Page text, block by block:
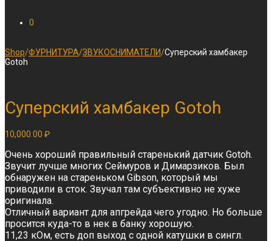
0
Shop/ФУРНИТУРА/ЗВУКОСНИМАТЕЛИ/Суперский хамбакер
Gotoh
Суперский хамбакер Gotoh
10,000.00 ₽
Очень хороший правильный старенький датчик Gotoh.
Звучит лучше многих Сеймуров и Димарзиков. Был
обнаружен на стареньком Gibson, который мы
приводили в сток. Звучал там субъективно не хуже
оригинала.
Отличный вариант для апгрейда чего угодно. Но больше
просится куда-то в нек в банку хорошую.
11,23 кОм, есть доп выход с одной катушки в сингл.